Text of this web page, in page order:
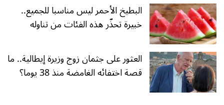
البطيخ الأحمر ليس مناسبا للجميع..
خبيرة تحذّر هذه الفئات من تناوله
العثور على جثمان زوج وزيرة إيطالية.. ما
قصة اختفائه الغامضة منذ 38 يوما؟